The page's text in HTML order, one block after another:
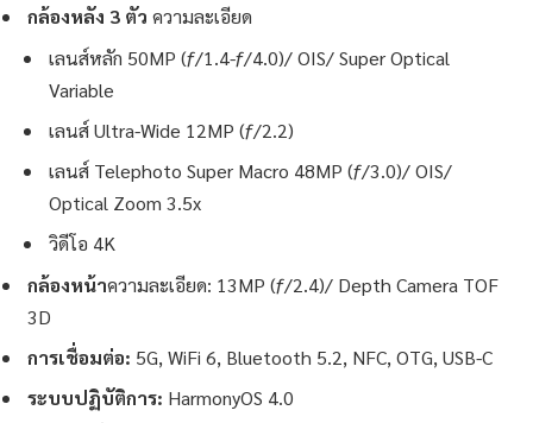
กล้องหลัง 3 ตัว ความละเอียด
เลนส์หลัก 50MP (ƒ/1.4-ƒ/4.0)/ OIS/ Super Optical
Variable
เลนส์ Ultra-Wide 12MP (ƒ/2.2)
เลนส์ Telephoto Super Macro 48MP (ƒ/3.0)/ OIS/
Optical Zoom 3.5x
วิดีโอ 4K
กล้องหน้าความละเอียด: 13MP (ƒ/2.4)/ Depth Camera TOF
3D
การเชื่อมต่อ: 5G, WiFi 6, Bluetooth 5.2, NFC, OTG, USB-C
ระบบปฏิบัติการ: HarmonyOS 4.0